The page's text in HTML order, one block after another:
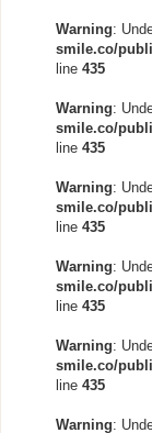
Warning:
smile.co/
line 435
Warning:
smile.co/
line 435
Warning:
smile.co/
line 435
Warning:
smile.co/
line 435
Warning:
smile.co/
line 435
Warning: